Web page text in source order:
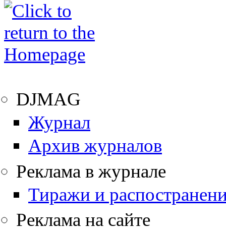
DJMAG
Журнал
Архив журналов
Реклама в журнале
Тиражи и
Реклама на сайте